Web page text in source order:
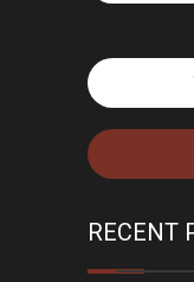
RECENT